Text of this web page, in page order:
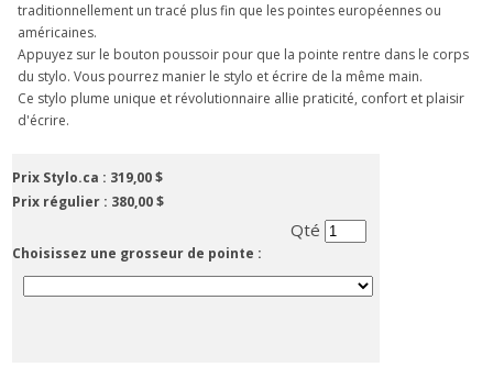
traditionnellement un tracé plus fin que les pointes européennes ou
américaines.
Appuyez sur le bouton poussoir pour que la pointe rentre dans le corps
du stylo. Vous pourrez manier le stylo et écrire de la même main.
Ce stylo plume unique et révolutionnaire allie praticité, confort et plaisir
d'écrire.
Prix Stylo.ca : 319,00 $
Prix régulier : 380,00 $
Qté
Choisissez une grosseur de pointe :